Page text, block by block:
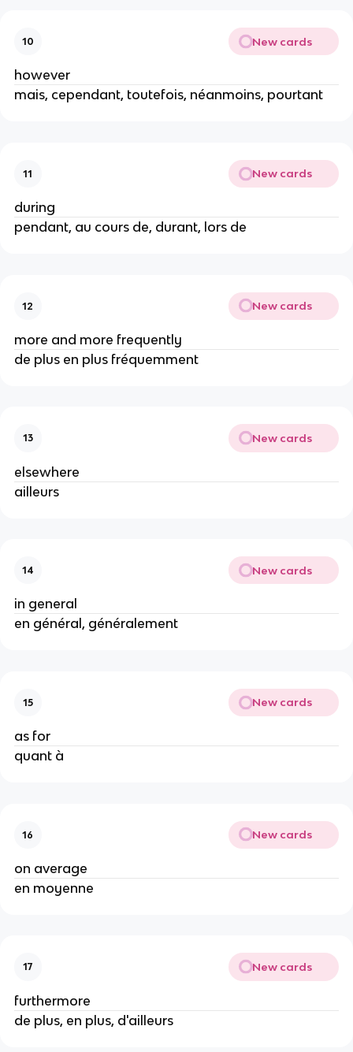
10 New cards
however
mais, cependant, toutefois, néanmoins, pourtant
11 New cards
during
pendant, au cours de, durant, lors de
12 New cards
more and more frequently
de plus en plus fréquemment
13 New cards
elsewhere
ailleurs
14 New cards
in general
en général, généralement
15 New cards
as for
quant à
16 New cards
on average
en moyenne
17 New cards
furthermore
de plus, en plus, d'ailleurs